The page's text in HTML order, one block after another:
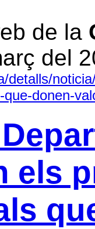
de la
del
detalls/
donen-
els